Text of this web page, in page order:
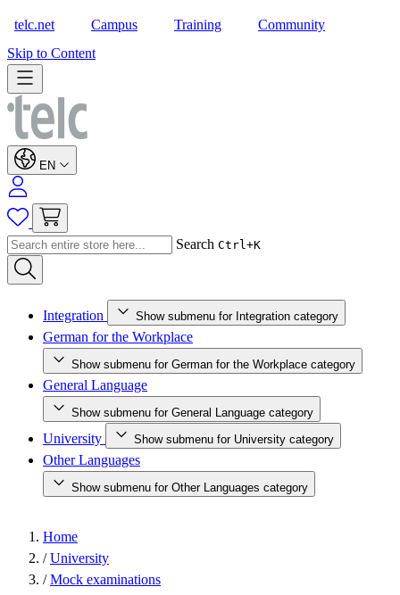
telc.net Campus Training Community
Skip to Content
EN
Search Ctrl+K
Integration Show submenu for Integration category
German for the Workplace
Show submenu for German for the Workplace category
General Language
Show submenu for General Language category
University Show submenu for University category
Other Languages
Show submenu for Other Languages category
Home
/ University
/ Mock examinations